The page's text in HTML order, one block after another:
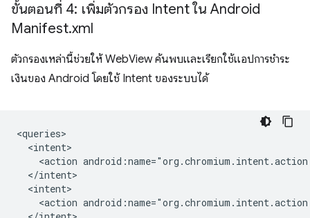
ขั้นตอนที่ 4: เพิ่มตัวกรอง Intent ใน Android
Manifest.xml
ตัวกรองเหล่านี้ช่วยให้ WebView ค้นพบและเรียกใช้แอปการชำระ
เงินของ Android โดยใช้ Intent ของระบบได้
<action
<action